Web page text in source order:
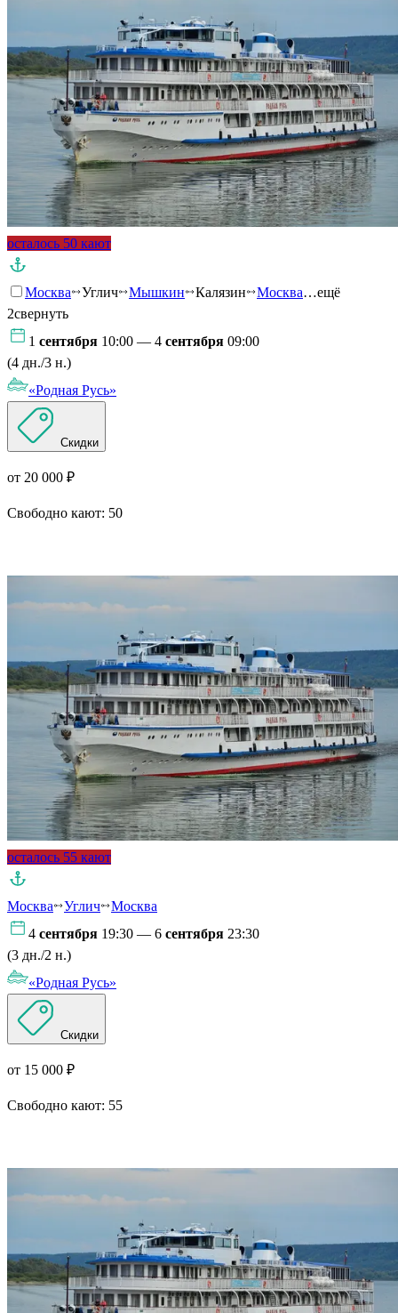
осталось 50 кают
Москва Углич Мышкин Калязин Москва…ещё
2свернуть
1 сентября 10:00 — 4 сентября 09:00
(4 дн./3 н.)
«Родная Русь»
Скидки
от 20 000 ₽
Свободно кают: 50
осталось 55 кают
Москва Углич
Москва
4 сентября 19:30 — 6 сентября 23:30
(3 дн./2 н.)
«Родная Русь»
Скидки
от 15 000 ₽
Свободно кают: 55